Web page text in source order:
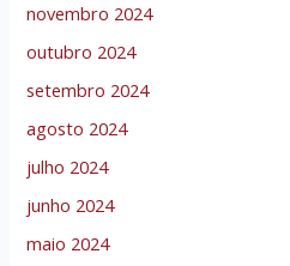
novembro 2024
outubro 2024
setembro 2024
agosto 2024
julho 2024
junho 2024
maio 2024